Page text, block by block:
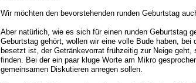
Wir möchten den bevorstehenden runden Geburtstag
Aber natürlich, wie es sich für einen runden Geburtstag
Geburtstag gehört, wollen wir eine volle Bude haben,
besetzt ist, der Getränkevorrat frühzeitig zur Neige
finden. Bei der ein paar kluge Worte am Mikro
gemeinsamen Diskutieren anregen sollen.